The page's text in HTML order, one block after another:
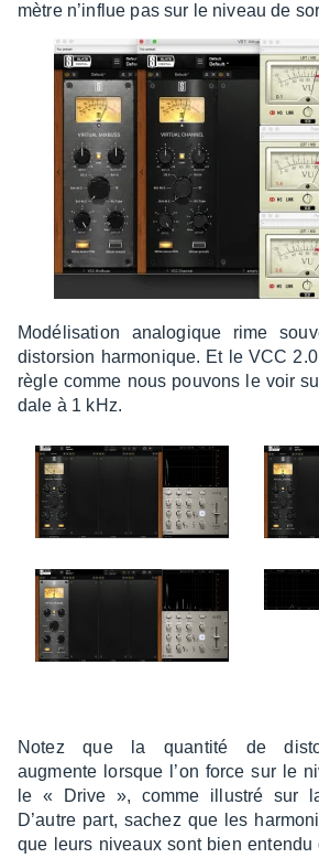
mètre n’in­flue pas sur le niveau de
Modé­li­sa­tion analo­gique rime
distor­sion harmo­nique. Et le VCC
règle comme nous pouvons le voir
dale à 1 kHz.
Notez que la quan­tité de
augmente lorsque l’on force sur le
le « Drive », comme illus­tré sur
D’autre part, sachez que les
que leurs niveaux sont bien entendu